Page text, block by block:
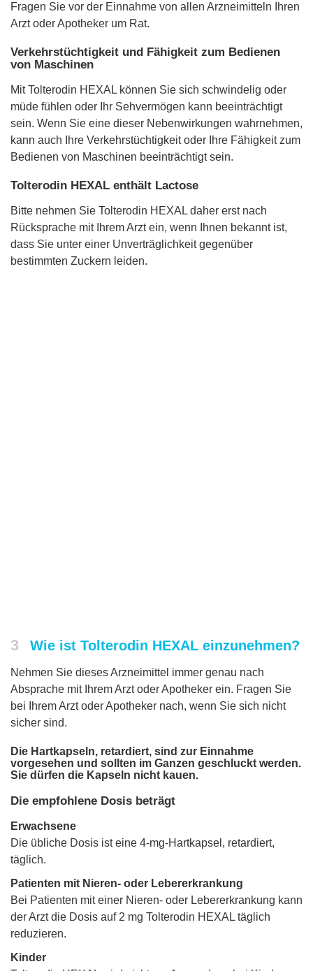
Fragen Sie vor der Einnahme von allen Arzneimitteln Ihren
Arzt oder Apotheker um Rat.
Verkehrstüchtigkeit und Fähigkeit zum Bedienen
von Maschinen
Mit Tolterodin HEXAL können Sie sich schwindelig oder
müde fühlen oder Ihr Sehvermögen kann beeinträchtigt
sein. Wenn Sie eine dieser Nebenwirkungen wahrnehmen,
kann auch Ihre Verkehrstüchtigkeit oder Ihre Fähigkeit zum
Bedienen von Maschinen beeinträchtigt sein.
Tolterodin HEXAL enthält Lactose
Bitte nehmen Sie Tolterodin HEXAL daher erst nach
Rücksprache mit Ihrem Arzt ein, wenn Ihnen bekannt ist,
dass Sie unter einer Unverträglichkeit gegenüber
bestimmten Zuckern leiden.
3 Wie ist Tolterodin HEXAL einzunehmen?
Nehmen Sie dieses Arzneimittel immer genau nach
Absprache mit Ihrem Arzt oder Apotheker ein. Fragen Sie
bei Ihrem Arzt oder Apotheker nach, wenn Sie sich nicht
sicher sind.
Die Hartkapseln, retardiert, sind zur Einnahme
vorgesehen und sollten im Ganzen geschluckt werden.
Sie dürfen die Kapseln nicht kauen.
Die empfohlene Dosis beträgt
Erwachsene
Die übliche Dosis ist eine 4-mg-Hartkapsel, retardiert,
täglich.
Patienten mit Nieren- oder Lebererkrankung
Bei Patienten mit einer Nieren- oder Lebererkrankung kann
der Arzt die Dosis auf 2 mg Tolterodin HEXAL täglich
reduzieren.
Kinder